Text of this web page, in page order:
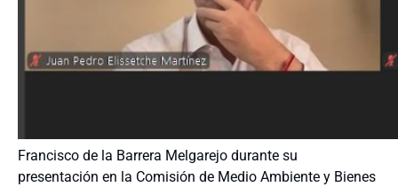
Francisco de la Barrera Melgarejo durante su
presentación en la Comisión de Medio Ambiente y Bienes